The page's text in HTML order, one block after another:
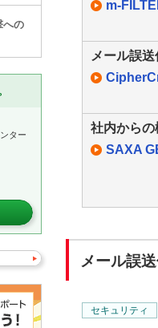
m-
メール誤
社内から
SAXA
メール誤
セキュリティ
への
ター